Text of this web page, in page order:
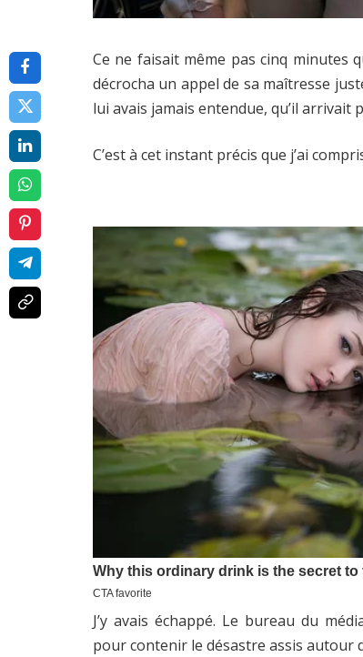
Ce ne faisait même pas cinq minutes
décrocha un appel de sa maîtresse
lui avais jamais entendue, qu’il arrivait
C’est à cet instant précis que j’ai
J’y avais échappé. Le bureau du
pour contenir le désastre assis autour